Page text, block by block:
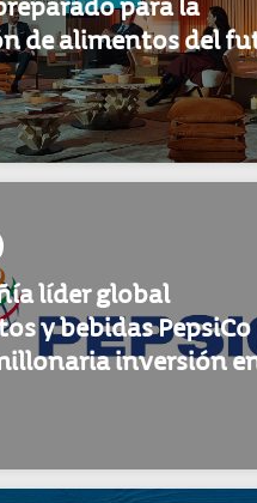
y bebidas PepsiCo
inversión en